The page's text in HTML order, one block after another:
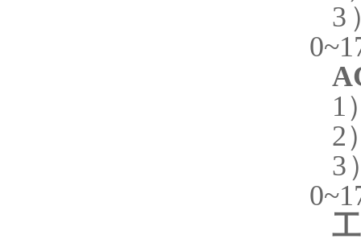
3
1
2
3